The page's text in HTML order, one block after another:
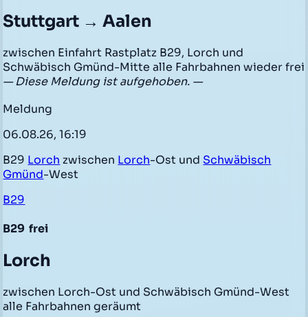
Stuttgart → Aalen
zwischen Einfahrt Rastplatz B29, Lorch und
Schwäbisch Gmünd-Mitte alle Fahrbahnen wieder frei
— Diese Meldung ist aufgehoben. —
Meldung
06.08.26, 16:19
B29 Lorch zwischen Lorch-Ost und Schwäbisch
Gmünd-West
B29
B29 frei
Lorch
zwischen Lorch-Ost und Schwäbisch Gmünd-West
alle Fahrbahnen geräumt